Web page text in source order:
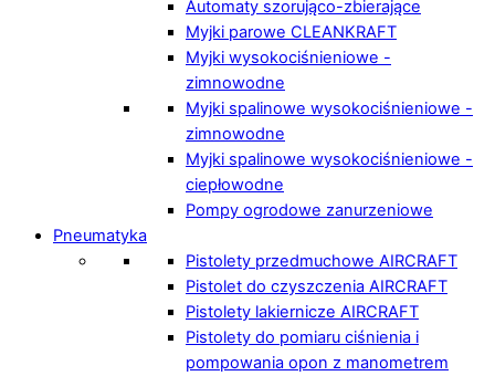
Automaty szorująco-zbierające
Myjki parowe CLEANKRAFT
Myjki wysokociśnieniowe -
zimnowodne
Myjki spalinowe wysokociśnieniowe -
zimnowodne
Myjki spalinowe wysokociśnieniowe -
ciepłowodne
Pompy ogrodowe zanurzeniowe
Pneumatyka
Pistolety przedmuchowe AIRCRAFT
Pistolet do czyszczenia AIRCRAFT
Pistolety lakiernicze AIRCRAFT
Pistolety do pomiaru ciśnienia i
pompowania opon z manometrem